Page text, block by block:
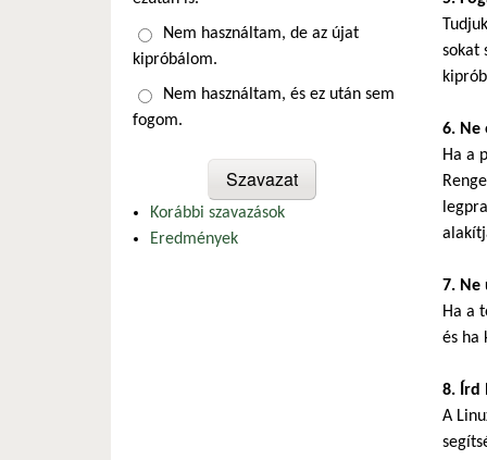
sokat
6. Ne
Ha a
7. Ne
Ha a
és ha
8. Írd
A
Nem használtam, de az újat
kipróbálom.
Nem használtam, és ez után sem
fogom.
Korábbi szavazások
Eredmények